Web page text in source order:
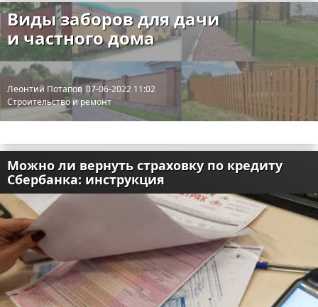
Виды заборов для дачи
и частного дома
Леонтий Потапов 07-06-2022 11:02
Строительство и ремонт
Можно ли вернуть страховку по кредиту
Сбербанка: инструкция